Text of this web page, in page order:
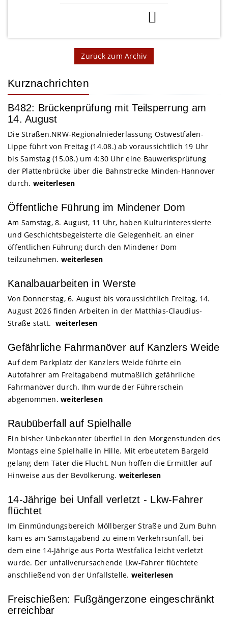
Zurück zum Archiv
Kurznachrichten
B482: Brückenprüfung mit Teilsperrung am
14. August
Die Straßen.NRW-Regionalniederlassung Ostwestfalen-
Lippe führt von Freitag (14.08.) ab voraussichtlich 19 Uhr
bis Samstag (15.08.) um 4:30 Uhr eine Bauwerksprüfung
der Plattenbrücke über die Bahnstrecke Minden-Hannover
durch. weiterlesen
Öffentliche Führung im Mindener Dom
Am Samstag, 8. August, 11 Uhr, haben Kulturinteressierte
und Geschichtsbegeisterte die Gelegenheit, an einer
öffentlichen Führung durch den Mindener Dom
teilzunehmen. weiterlesen
Kanalbauarbeiten in Werste
Von Donnerstag, 6. August bis voraussichtlich Freitag, 14.
August 2026 finden Arbeiten in der Matthias-Claudius-
Straße statt. weiterlesen
Gefährliche Fahrmanöver auf Kanzlers Weide
Auf dem Parkplatz der Kanzlers Weide führte ein
Autofahrer am Freitagabend mutmaßlich gefährliche
Fahrmanöver durch. Ihm wurde der Führerschein
abgenommen. weiterlesen
Raubüberfall auf Spielhalle
Ein bisher Unbekannter überfiel in den Morgenstunden des
Montags eine Spielhalle in Hille. Mit erbeutetem Bargeld
gelang dem Täter die Flucht. Nun hoffen die Ermittler auf
Hinweise aus der Bevölkerung. weiterlesen
14-Jährige bei Unfall verletzt - Lkw-Fahrer
flüchtet
Im Einmündungsbereich Möllberger Straße und Zum Buhn
kam es am Samstagabend zu einem Verkehrsunfall, bei
dem eine 14-Jährige aus Porta Westfalica leicht verletzt
wurde. Der unfallverursachende Lkw-Fahrer flüchtete
anschließend von der Unfallstelle. weiterlesen
Freischießen: Fußgängerzone eingeschränkt
erreichbar